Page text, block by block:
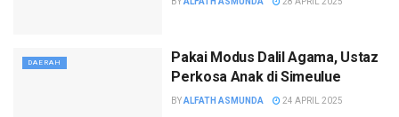
DAERAH
Pakai Modus Dalil Agama, Ustaz
Perkosa Anak di Simeulue
BYALFATH ASMUNDA 24 APRIL 2025